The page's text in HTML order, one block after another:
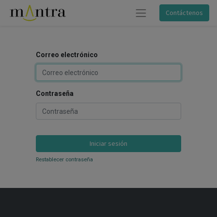
Contáctenos
Correo electrónico
Contraseña
Iniciar sesión
Restablecer contraseña